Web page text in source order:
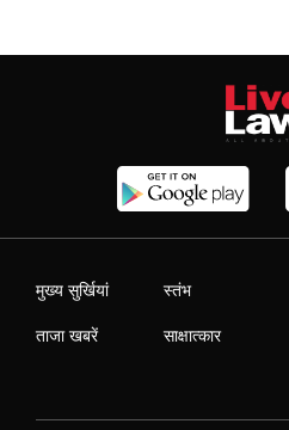
मुख्य सुर्खियां
ताजा खबरें
स्तंभ
साक्षात्कार